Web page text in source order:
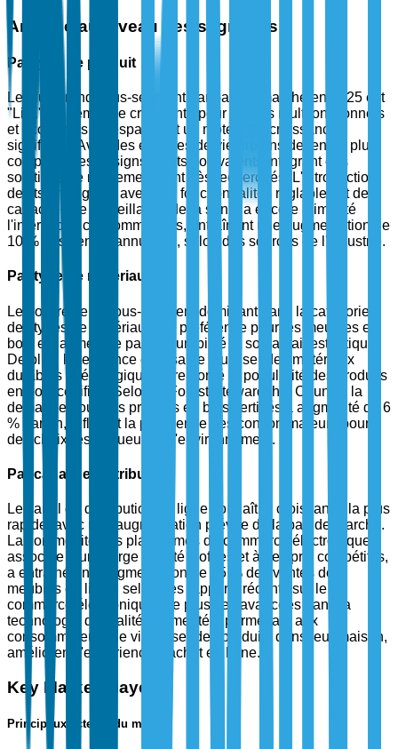
Analyse au niveau des segments
Par type de produit
Le plus grand sous-segment par part de marché en 2025 est
"Lits." La demande croissante pour des lits multifonctionnels
et économes en espace est un moteur de croissance
significatif. Avec des espaces de vie urbains devenant plus
compacts, les designs de lits polyvalents intégrant des
solutions de rangement sont très recherchés. L'introduction
de lits intelligents avec des fonctionnalités réglables et des
capacités de surveillance de la santé a encore alimenté
l'intérêt des consommateurs, entraînant une augmentation de
10 % des ventes annuelles, selon des sources de l'industrie.
Par type de matériau
Le bois reste le sous-segment dominant dans la catégorie
des types de matériaux. La préférence pour les meubles en
bois est alimentée par sa durabilité et son attrait esthétique.
De plus, la tendance croissante à utiliser des matériaux
durables et écologiques a renforcé la popularité des produits
en bois certifiés. Selon le Forest Stewardship Council, la
demande pour des produits en bois certifiés a augmenté de 6
% par an, reflétant la préférence des consommateurs pour
des choix respectueux de l'environnement.
Par canal de distribution
Le canal de distribution en ligne connaît la croissance la plus
rapide, avec une augmentation prévue de la part de marché.
La commodité des plateformes de commerce électronique,
associée à une large variété d'offres et à des prix compétitifs,
a entraîné une augmentation de 25 % des ventes de
meubles en ligne, selon des rapports récents sur le
commerce électronique. De plus, les avancées dans la
technologie de réalité augmentée, permettant aux
consommateurs de visualiser des produits dans leur maison,
améliorent l'expérience d'achat en ligne.
Key Market Players
Principaux acteurs du marché